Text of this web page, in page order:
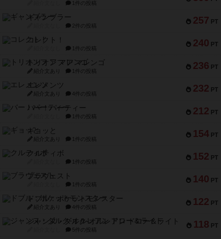
1件の投稿
257 PT
ギャンブラー
2件の投稿
240 PT
コレクト！
1件の投稿
236 PT
トリオンフ ア マレンゴ
紹介文あり 1件の投稿
232 PT
エレメンツ
紹介文あり 4件の投稿
212 PT
バー！パーティー
1件の投稿
154 PT
ギョッと
紹介文あり 1件の投稿
152 PT
クルティボ
1件の投稿
140 PT
ブラヴェスト
1件の投稿
122 PT
ドブル：ポケットモンスター
紹介文あり 4件の投稿
118 PT
ジャンヌ・ダルク-オルレアン ドロー＆ライト
5件の投稿